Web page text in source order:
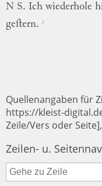
N S. Ich wiederhole
geſtern. /
Quellenangaben für
https://kleist-
Zeile/Vers oder
Zeilen- u.